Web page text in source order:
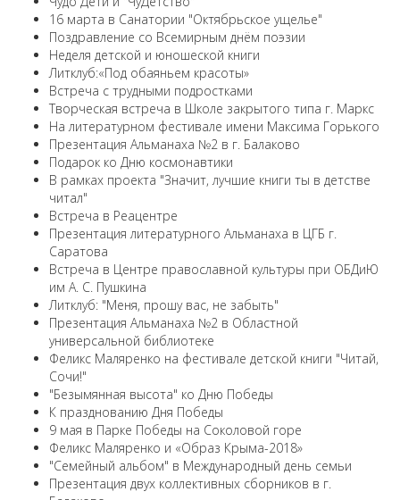
16 марта в Санатории "Октябрьское ущелье"
Поздравление со Всемирным днём поэзии
Неделя детской и юношеской книги
Литклуб:«Под обаяньем красоты»
Встреча с трудными подростками
Творческая встреча в Школе закрытого типа г. Маркс
На литературном фестивале имени Максима Горького
Презентация Альманаха №2 в г. Балаково
Подарок ко Дню космонавтики
В рамках проекта "Значит, лучшие книги ты в детстве
читал"
Встреча в Реацентре
Презентация литературного Альманаха в ЦГБ г.
Саратова
Встреча в Центре православной культуры при ОБДиЮ
им А. С. Пушкина
Литклуб: "Меня, прошу вас, не забыть"
Презентация Альманаха №2 в Областной
универсальной библиотеке
Феликс Маляренко на фестивале детской книги "Читай,
Сочи!"
"Безымянная высота" ко Дню Победы
К празднованию Дня Победы
9 мая в Парке Победы на Соколовой горе
Феликс Маляренко и «Образ Крыма-2018»
"Семейный альбом" в Международный день семьи
Презентация двух коллективных сборников в г.